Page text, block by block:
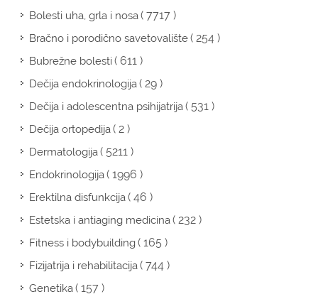
Bolesti uha, grla i nosa( 7717 )
Bračno i porodično savetovalište( 254 )
Bubrežne bolesti( 611 )
Dečija endokrinologija( 29 )
Dečija i adolescentna psihijatrija( 531 )
Dečija ortopedija( 2 )
Dermatologija( 5211 )
Endokrinologija( 1996 )
Erektilna disfunkcija( 46 )
Estetska i antiaging medicina( 232 )
Fitness i bodybuilding( 165 )
Fizijatrija i rehabilitacija( 744 )
Genetika( 157 )